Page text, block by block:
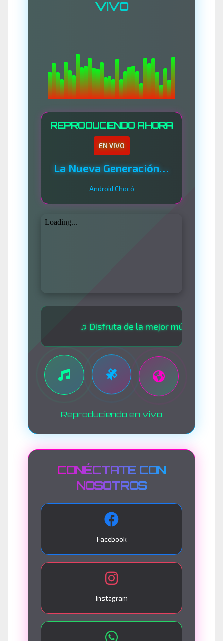
VIVO
REPRODUCIENDO AHORA
EN VIVO
La Nueva Generación Del Sistema
Android Chocó
♫ Disfruta de la mejor música las 24
Reproduciendo en vivo
CONÉCTATE CON
NOSOTROS
Facebook
Instagram